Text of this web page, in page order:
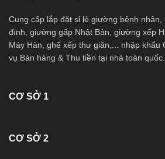
Cung cấp lắp đặt sỉ lẻ giường bệnh nhân,
đình, giường gấp Nhật Bản, giường xếp
Máy Hàn, ghế xếp thư giãn,... nhập khẩu
vụ Bán hàng & Thu tiền tại nhà toàn quốc.
CƠ SỞ 1
CƠ SỞ 2